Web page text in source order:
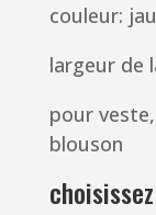
couleur:
largeur de
pour
blouson